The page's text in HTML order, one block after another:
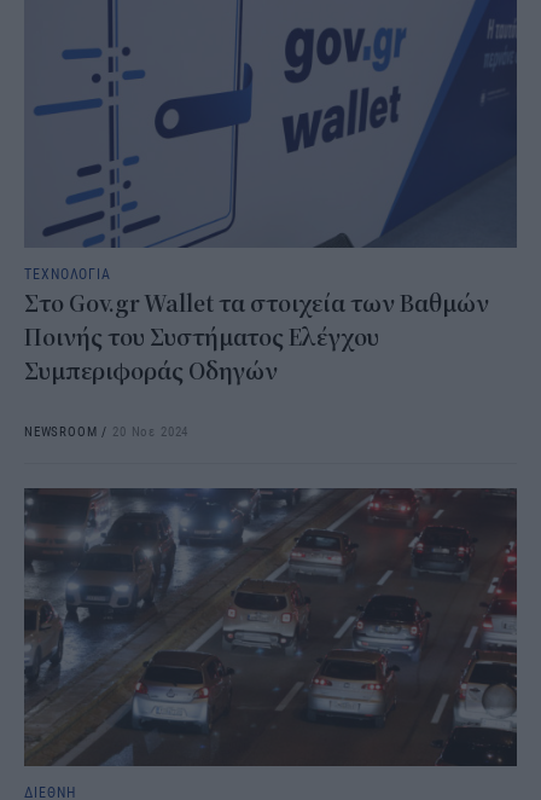
ΤΕΧΝΟΛΟΓΙΑ
Στο Gov.gr Wallet τα στοιχεία των Βαθμών
Ποινής του Συστήματος Ελέγχου
Συμπεριφοράς Οδηγών
NEWSROOM / 20 Νοε 2024
ΔΙΕΘΝΗ